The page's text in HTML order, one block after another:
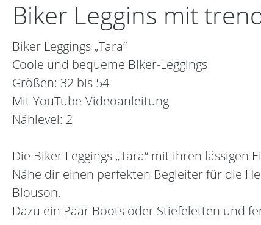
Biker Leggins mit
Biker Leggings „Tara“
Coole und bequeme Biker-Leggings
Größen: 32 bis 54
Mit YouTube-Videoanleitung
Nählevel: 2
Die Biker Leggings „Tara“ mit ihren
Nähe dir einen perfekten Begleiter für die
Blouson.
Dazu ein Paar Boots oder Stiefeletten und